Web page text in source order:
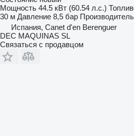
Мощность 44.5 кВт (60.54 л.с.)
30 м Давление 8,5 бар
Испания, Canet d'en Berenguer
DEC MAQUINAS SL
Связаться с продавцом